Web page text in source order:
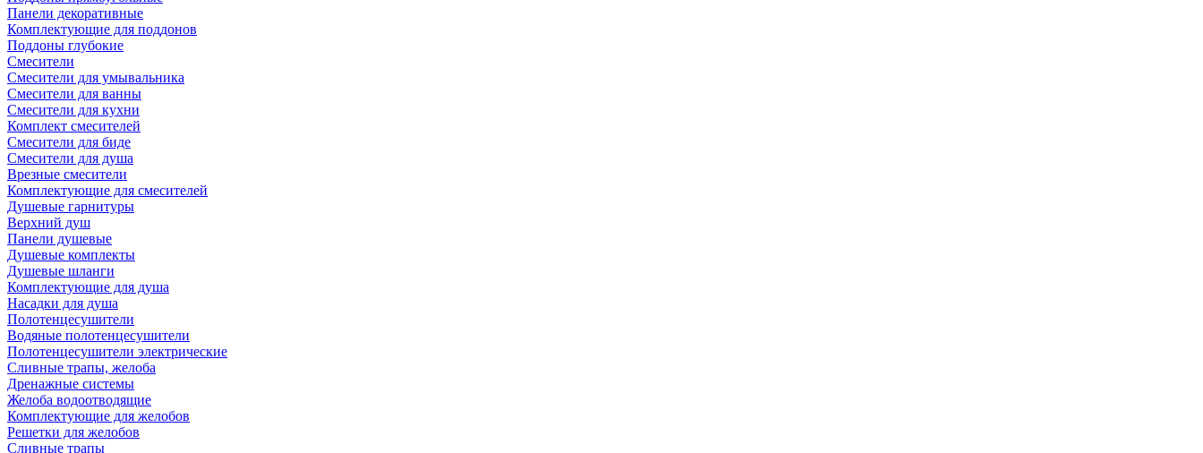
Панели декоративные
Комплектующие для поддонов
Поддоны глубокие
Смесители
Смесители для умывальника
Смесители для ванны
Смесители для кухни
Комплект смесителей
Смесители для биде
Смесители для душа
Врезные смесители
Комплектующие для смесителей
Душевые гарнитуры
Верхний душ
Панели душевые
Душевые комплекты
Душевые шланги
Комплектующие для душа
Насадки для душа
Полотенцесушители
Водяные полотенцесушители
Полотенцесушители электрические
Сливные трапы, желоба
Дренажные системы
Желоба водоотводящие
Комплектующие для желобов
Решетки для желобов
Сливные трапы